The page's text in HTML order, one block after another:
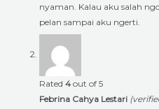
nyaman. Kalau aku salah
pelan sampai aku ngerti.
Rated 4 out of 5
Febrina Cahya Lestari